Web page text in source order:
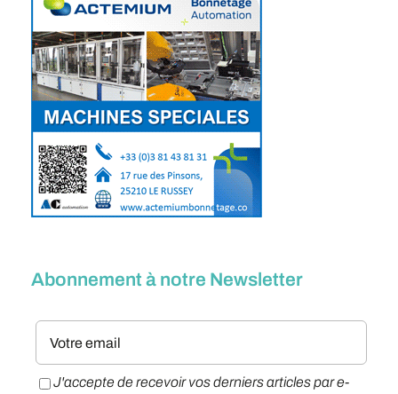
Abonnement à notre Newsletter
J'accepte de recevoir vos derniers articles par e-